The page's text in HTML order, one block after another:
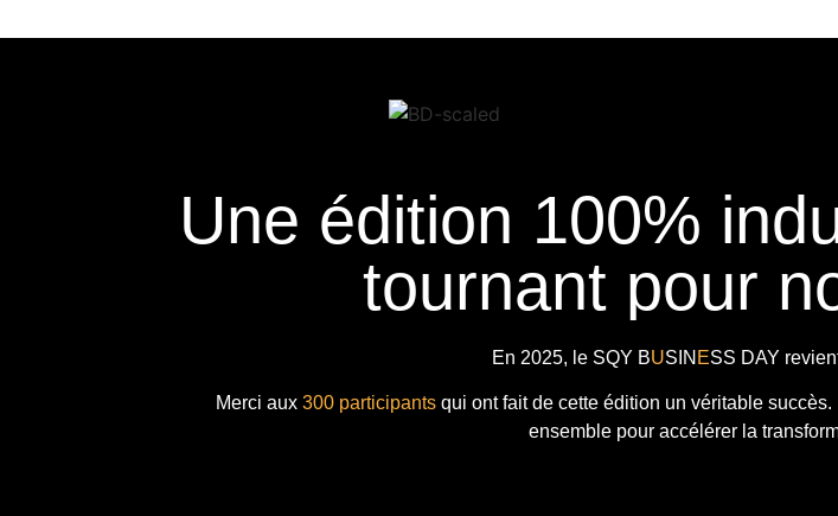
Une édition 100%
tournant pour
En 2025, le SQY BUSIN ESS DAY
Merci aux 300 participantsqui ont fait de cette édition un véritable succès.
ensemble pour accélérer la